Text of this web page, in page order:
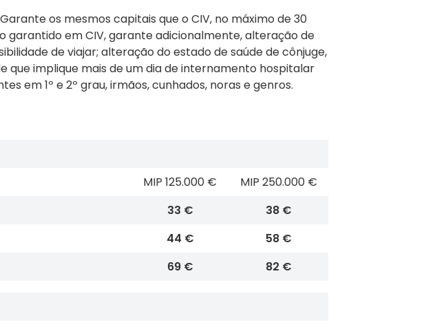
os mesmos capitais que o CIV, no máximo de 30
garantido em CIV, garante adicionalmente, alteração de
de viajar; alteração do estado de saúde de cônjuge,
que implique mais de um dia de internamento hospitalar
em 1º e 2º grau, irmãos, cunhados, noras e genros.
MIP 125.000 €
MIP 250.000 €
33 €
38 €
44 €
58 €
69 € 82 €